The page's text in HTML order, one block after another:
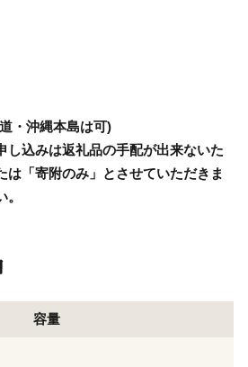
・沖縄本島は可)
込みは返礼品の手配が出来ないた
は「寄附のみ」とさせていただきま
容量